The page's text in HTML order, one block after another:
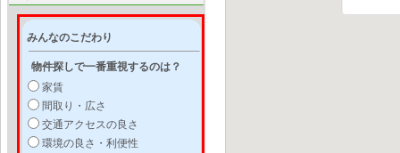
みんなのこだわり
物件探しで一番重視するのは？
家賃
間取り・広さ
交通アクセスの良さ
環境の良さ・利便性